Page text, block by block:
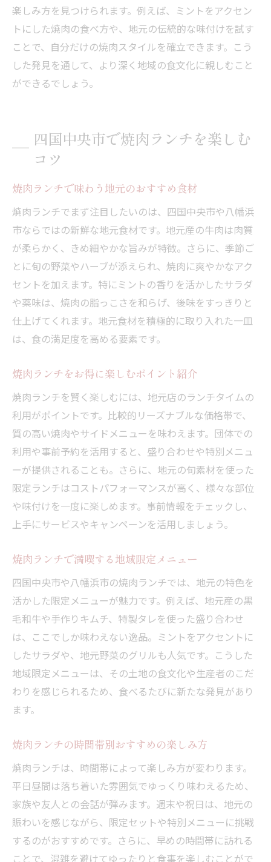
楽しみ方を見つけられます。例えば、ミントをアクセン
トにした焼肉の食べ方や、地元の伝統的な味付けを試す
ことで、自分だけの焼肉スタイルを確立できます。こう
した発見を通して、より深く地域の食文化に親しむこと
ができるでしょう。
四国中央市で焼肉ランチを楽しむ
コツ
焼肉ランチで味わう地元のおすすめ食材
焼肉ランチでまず注目したいのは、四国中央市や八幡浜
市ならではの新鮮な地元食材です。地元産の牛肉は肉質
が柔らかく、きめ細やかな旨みが特徴。さらに、季節ご
とに旬の野菜やハーブが添えられ、焼肉に爽やかなアク
セントを加えます。特にミントの香りを活かしたサラダ
や薬味は、焼肉の脂っこさを和らげ、後味をすっきりと
仕上げてくれます。地元食材を積極的に取り入れた一皿
は、食の満足度を高める要素です。
焼肉ランチをお得に楽しむポイント紹介
焼肉ランチを賢く楽しむには、地元店のランチタイムの
利用がポイントです。比較的リーズナブルな価格帯で、
質の高い焼肉やサイドメニューを味わえます。団体での
利用や事前予約を活用すると、盛り合わせや特別メニュ
ーが提供されることも。さらに、地元の旬素材を使った
限定ランチはコストパフォーマンスが高く、様々な部位
や味付けを一度に楽しめます。事前情報をチェックし、
上手にサービスやキャンペーンを活用しましょう。
焼肉ランチで満喫する地域限定メニュー
四国中央市や八幡浜市の焼肉ランチでは、地元の特色を
活かした限定メニューが魅力です。例えば、地元産の黒
毛和牛や手作りキムチ、特製タレを使った盛り合わせ
は、ここでしか味わえない逸品。ミントをアクセントに
したサラダや、地元野菜のグリルも人気です。こうした
地域限定メニューは、その土地の食文化や生産者のこだ
わりを感じられるため、食べるたびに新たな発見があり
ます。
焼肉ランチの時間帯別おすすめの楽しみ方
焼肉ランチは、時間帯によって楽しみ方が変わります。
平日昼間は落ち着いた雰囲気でゆっくり味わえるため、
家族や友人との会話が弾みます。週末や祝日は、地元の
賑わいを感じながら、限定セットや特別メニューに挑戦
するのがおすすめです。さらに、早めの時間帯に訪れる
ことで、混雑を避けてゆったりと食事を楽しむことがで